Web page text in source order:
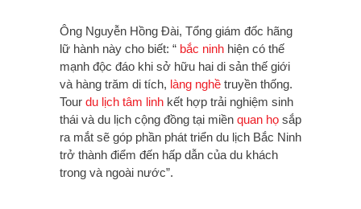
Ông Nguyễn Hồng Đài, Tổng giám đốc hãng
lữ hành này cho biết: “ bắc ninh hiện có thế
mạnh độc đáo khi sở hữu hai di sản thế giới
và hàng trăm di tích, làng nghề truyền thống.
Tour du lịch tâm linh kết hợp trải nghiệm sinh
thái và du lịch cộng đồng tại miền quan họ sắp
ra mắt sẽ góp phần phát triển du lịch Bắc Ninh
trở thành điểm đến hấp dẫn của du khách
trong và ngoài nước”.